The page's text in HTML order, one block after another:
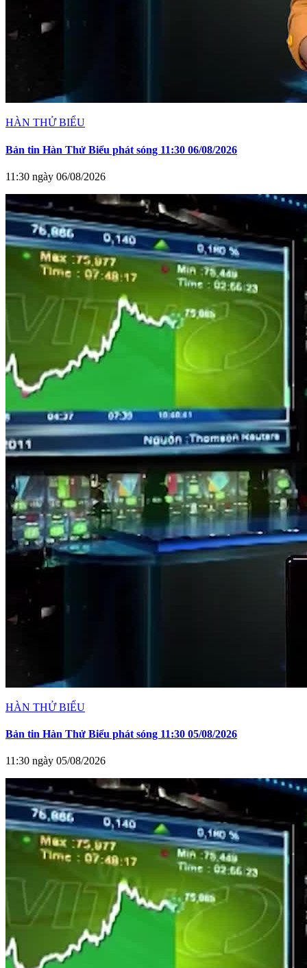
HÀN THỬ BIỂU
Bản tin Hàn Thử Biểu phát sóng 11:30 06/08/2026
11:30 ngày 06/08/2026
HÀN THỬ BIỂU
Bản tin Hàn Thử Biểu phát sóng 11:30 05/08/2026
11:30 ngày 05/08/2026